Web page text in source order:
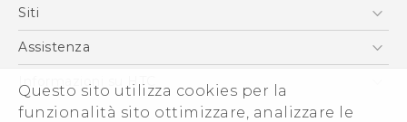
Questo sito utilizza cookies per la
funzionalità sito ottimizzare, analizzare le
normativa
English - Safety and regulatory guide
Smartphone
Vive
Accessori
Siti
HTC VIVE
Assistenza
Ecommerce Assistenza
Informazioni su HTC
ESG